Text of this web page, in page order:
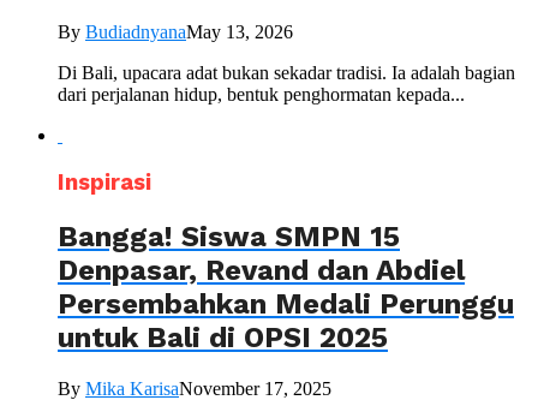
By BudiadnyanaMay 13, 2026
Di Bali, upacara adat bukan sekadar tradisi. Ia adalah bagian
dari perjalanan hidup, bentuk penghormatan kepada...
Inspirasi
Bangga! Siswa SMPN 15
Denpasar, Revand dan Abdiel
Persembahkan Medali Perunggu
untuk Bali di OPSI 2025
By Mika KarisaNovember 17, 2025